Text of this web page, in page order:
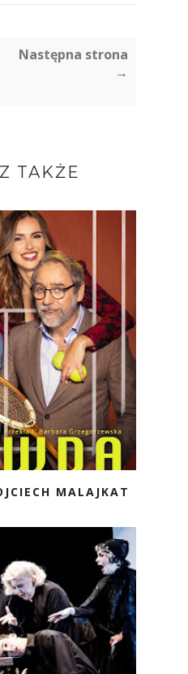
Następna strona
→
TAKŻE
MALAJKAT